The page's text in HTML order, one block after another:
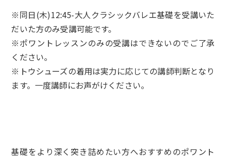
※同日(木)12:45-大人クラシックバレエ基礎を受講いた
だいた方のみ受講可能です。
※ポワントレッスンのみの受講はできないのでご了承
ください。
※トウシューズの着用は実力に応じての講師判断となり
ます。一度講師にお声がけください。
基礎をより深く突き詰めたい方へおすすめのポワント